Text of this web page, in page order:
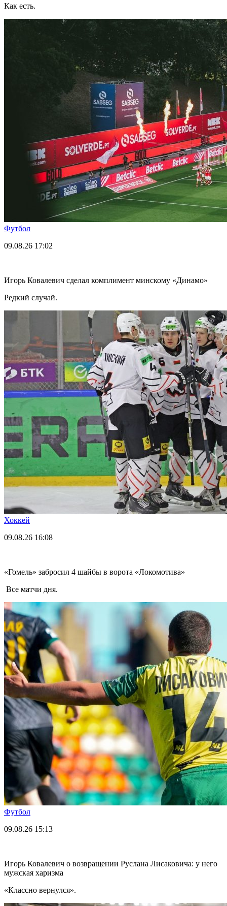
Как есть.
Футбол
09.08.26 17:02
Игорь Ковалевич сделал комплимент минскому «Динамо»
Редкий случай.
Хоккей
09.08.26 16:08
«Гомель» забросил 4 шайбы в ворота «Локомотива»
Все матчи дня.
Футбол
09.08.26 15:13
Игорь Ковалевич о возвращении Руслана Лисаковича: у него
мужская харизма
«Классно вернулся».